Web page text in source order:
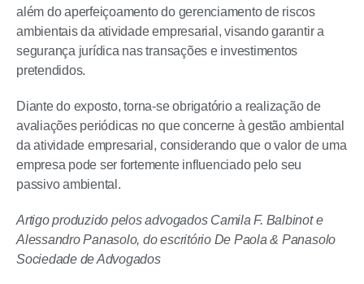
além do aperfeiçoamento do gerenciamento de riscos
ambientais da atividade empresarial, visando garantir a
segurança jurídica nas transações e investimentos
pretendidos.
Diante do exposto, torna-se obrigatório a realização de
avaliações periódicas no que concerne à gestão ambiental
da atividade empresarial, considerando que o valor de uma
empresa pode ser fortemente influenciado pelo seu
passivo ambiental.
Artigo produzido pelos advogados Camila F. Balbinot e
Alessandro Panasolo, do escritório De Paola & Panasolo
Sociedade de Advogados